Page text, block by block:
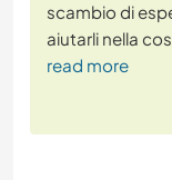
scambio di
aiutarli nella
read more